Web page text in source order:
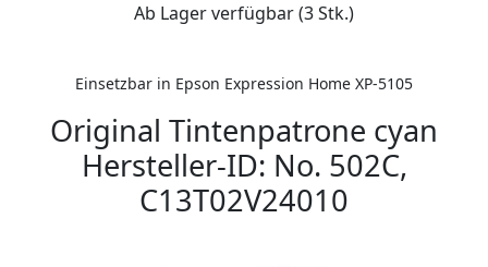
Ab Lager verfügbar (3 Stk.)
Einsetzbar in Epson Expression Home XP-5105
Original Tintenpatrone cyan
Hersteller-ID: No. 502C,
C13T02V24010